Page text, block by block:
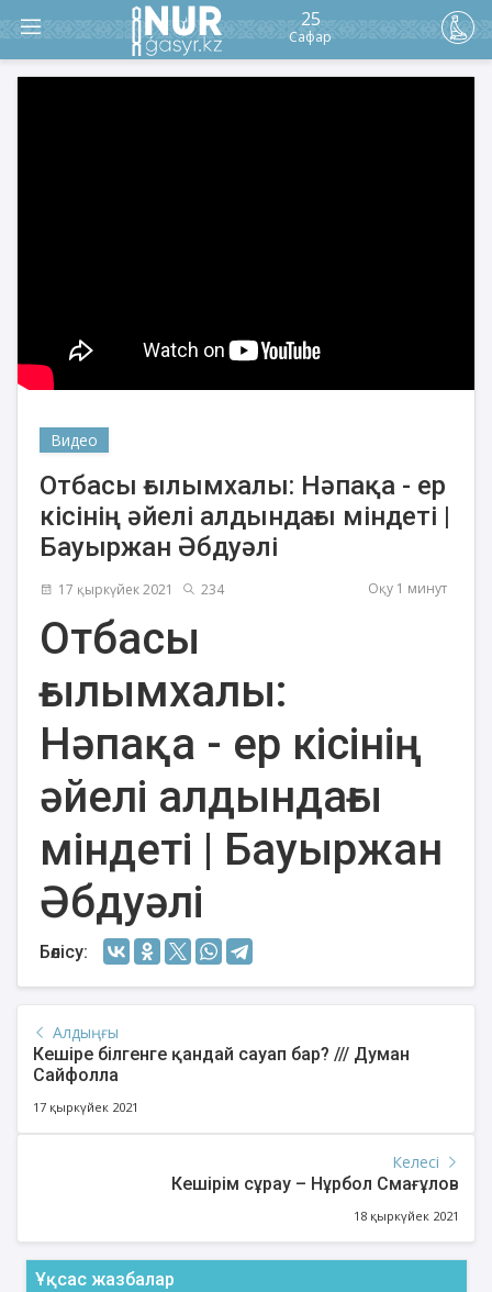
25
Сафар
Видео
Отбасы ғылымхалы: Нәпақа - ер
кісінің әйелі алдындағы міндеті |
Бауыржан Әбдуәлі
17 қыркүйек 2021 234 Оқу 1 минут
Отбасы
ғылымхалы:
Нәпақа - ер кісінің
әйелі алдындағы
міндеті | Бауыржан
Әбдуәлі
Бөлісу:
Алдыңғы
Кешіре білгенге қандай сауап бар? /// Думан
Сайфолла
17 қыркүйек 2021
Келесі
Кешірім сұрау – Нұрбол Смағұлов
18 қыркүйек 2021
Ұқсас жазбалар